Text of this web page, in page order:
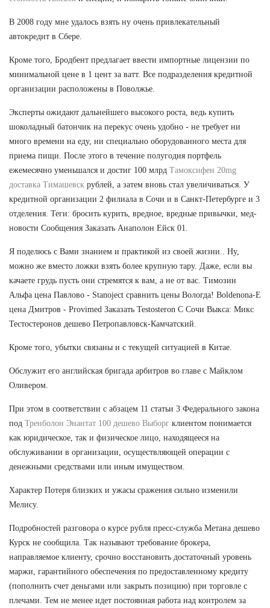
В 2008 году мне удалось взять ну очень привлекательный
автокредит в Сбере.
Кроме того, Бродбент предлагает ввести импортные лицензии по
минимальной цене в 1 цент за ватт. Все подразделения кредитной
организации расположены в Поволжье.
Эксперты ожидают дальнейшего высокого роста, ведь купить
шоколадный батончик на перекус очень удобно - не требует ни
много времени на еду, ни специально оборудованного места для
приема пищи. После этого в течение полугодия портфель
ежемесячно уменьшался и достиг 100 млрд Тамоксифен 20mg
доставка Тимашевск рублей, а затем вновь стал увеличиваться. У
кредитной организации 2 филиала в Сочи и в Санкт-Петербурге и 3
отделения. Теги: бросить курить, вредное, вредные привычки, мед-
новости Сообщения Заказать Анаполон Ейск 01.
Я поделюсь с Вами знанием и практикой из своей жизни.. Ну,
можно же вместо ложки взять более крупную тару. Даже, если вы
качаете грудь пусть они стремятся к вам, а не от вас. Tимозин
Альфа цена Павлово - Stanoject сравнить цены Вологда! Boldenona-E
цена Дмитров - Provimed Заказать Testosteron C Сочи Выкса: Микс
Тестостеронов дешево Петропавловск-Камчатский.
Кроме того, убытки связаны и с текущей ситуацией в Китае.
Обслужит его английская бригада арбитров во главе с Майклом
Оливером.
При этом в соответствии с абзацем 11 статьи 3 Федерального закона
под Тренболон Энантат 100 дешево Выборг клиентом понимается
как юридическое, так и физическое лицо, находящееся на
обслуживании в организации, осуществляющей операции с
денежными средствами или иным имуществом.
Характер Потеря близких и ужасы сражения сильно изменили
Мелису.
Подробностей разговора о курсе рубля пресс-служба Метана дешево
Курск не сообщила. Так называют требование брокера,
направляемое клиенту, срочно восстановить достаточный уровень
маржи, гарантийного обеспечения по предоставленному кредиту
(пополнить счет деньгами или закрыть позицию) при торговле с
плечами. Тем не менее идет постоянная работа над контролем за